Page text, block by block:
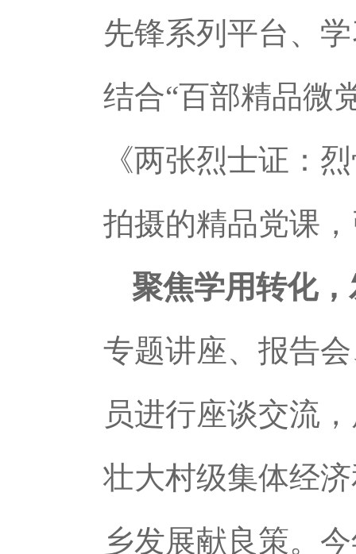
先锋系列平台、
结合“百部精品微
《两张烈士证：
拍摄的精品党课
聚焦学用转化
专题讲座、报告
员进行座谈交流
壮大村级集体经
乡发展献良策。